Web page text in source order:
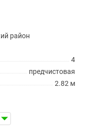
район
4
предчистовая
2.82 м